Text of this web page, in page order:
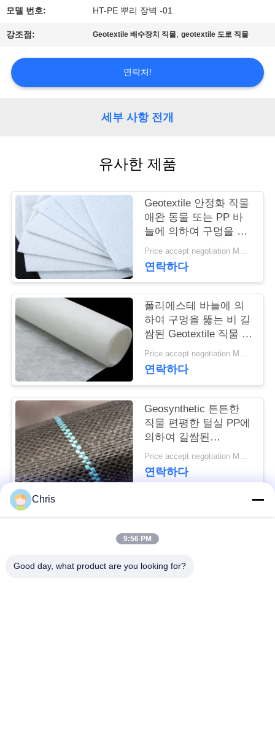
여
락
세
요
뉴
스
인
용
문
을
요
하
모델 번호: HT-PE 뿌리 장벽 -01
강조점: Geotextile 배수장치 직물,geotextile 도로 직물
연락처!
세부 사항 전개
유사한 제품
Geotextile 안정화 직물
애완 동물 또는 PP 바
늘에 의하여 구멍을 뚫
는 Geotextile 백색 노화
방지
Price accept negotiation MOQ:1sqm
연락하다
폴리에스테 바늘에 의
하여 구멍을 뚫는 비 길
쌈된 Geotextile 직물 비
길쌈된 반대로 - 산화 Price accept negotiation MOQ:100sq.m.
연락하다
Geosynthetic 튼튼한
직물 편평한 털실 PP에
의하여 길쌈된
Geotextile는을 위한 잔
디를 성장합니다 막습
니다
Price accept negotiation MOQ:1000 sq.m.
연락하다
비 부직물 산업용 롤러
Chris
9:56 PM
Good day, what product are you looking for?